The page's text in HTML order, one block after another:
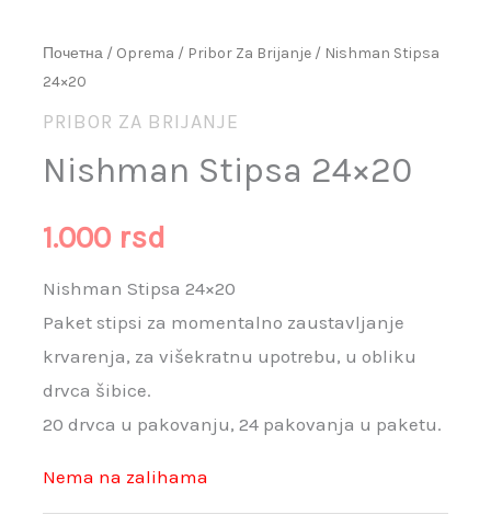
Почетна / Oprema / Pribor Za Brijanje / Nishman Stipsa
24×20
PRIBOR ZA BRIJANJE
Nishman Stipsa 24×20
1.000 rsd
Nishman Stipsa 24×20
Paket stipsi za momentalno zaustavljanje
krvarenja, za višekratnu upotrebu, u obliku
drvca šibice.
20 drvca u pakovanju, 24 pakovanja u paketu.
Nema na zalihama